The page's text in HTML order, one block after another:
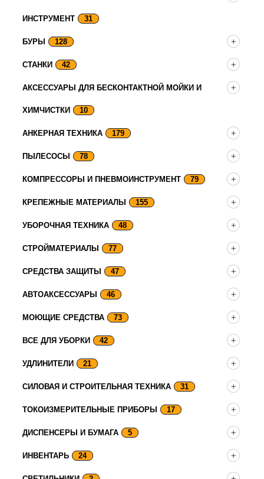
ИНСТРУМЕНТ 31
БУРЫ 128
СТАНКИ 42
АКСЕССУАРЫ ДЛЯ БЕСКОНТАКТНОЙ МОЙКИ И
ХИМЧИСТКИ 10
АНКЕРНАЯ ТЕХНИКА 179
ПЫЛЕСОСЫ 78
КОМПРЕССОРЫ И ПНЕВМОИНСТРУМЕНТ 79
КРЕПЕЖНЫЕ МАТЕРИАЛЫ 155
УБОРОЧНАЯ ТЕХНИКА 48
СТРОЙМАТЕРИАЛЫ 77
СРЕДСТВА ЗАЩИТЫ 47
АВТОАКСЕССУАРЫ 46
МОЮЩИЕ СРЕДСТВА 73
ВСЕ ДЛЯ УБОРКИ 42
УДЛИНИТЕЛИ 21
СИЛОВАЯ И СТРОИТЕЛЬНАЯ ТЕХНИКА 31
ТОКОИЗМЕРИТЕЛЬНЫЕ ПРИБОРЫ 17
ДИСПЕНСЕРЫ И БУМАГА 5
ИНВЕНТАРЬ 24